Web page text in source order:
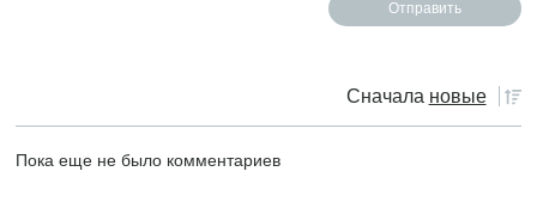
Сначала новые
Пока еще не было комментариев